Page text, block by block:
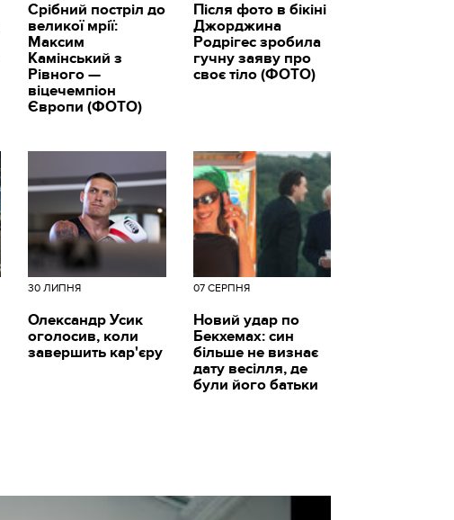
Срібний постріл до
великої мрії:
Максим
Камінський з
Рівного —
віцечемпіон
Європи (ФОТО)
Після фото в бікіні
Джорджина
Родрігес зробила
гучну заяву про
своє тіло (ФОТО)
30 ЛИПНЯ
Олександр Усик
оголосив, коли
завершить кар'єру
07 СЕРПНЯ
Новий удар по
Бекхемах: син
більше не визнає
дату весілля, де
були його батьки